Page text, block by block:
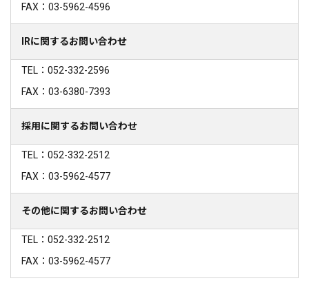
FAX：03-5962-4596
IRに関するお問い合わせ
TEL：052-332-2596
FAX：03-6380-7393
採用に関するお問い合わせ
TEL：052-332-2512
FAX：03-5962-4577
その他に関するお問い合わせ
TEL：052-332-2512
FAX：03-5962-4577